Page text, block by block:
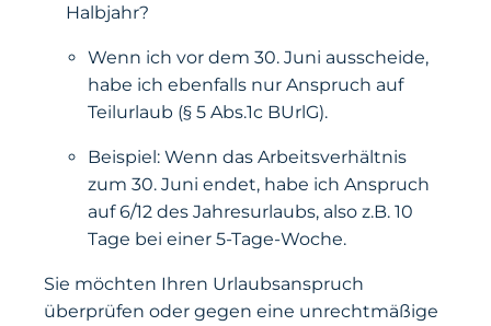
Halbjahr?
Wenn ich vor dem 30. Juni ausscheide,
habe ich ebenfalls nur Anspruch auf
Teilurlaub (§ 5 Abs.1c BUrlG).
Beispiel: Wenn das Arbeitsverhältnis
zum 30. Juni endet, habe ich Anspruch
auf 6/12 des Jahresurlaubs, also z.B. 10
Tage bei einer 5-Tage-Woche.
Sie möchten Ihren Urlaubsanspruch
überprüfen oder gegen eine unrechtmäßige